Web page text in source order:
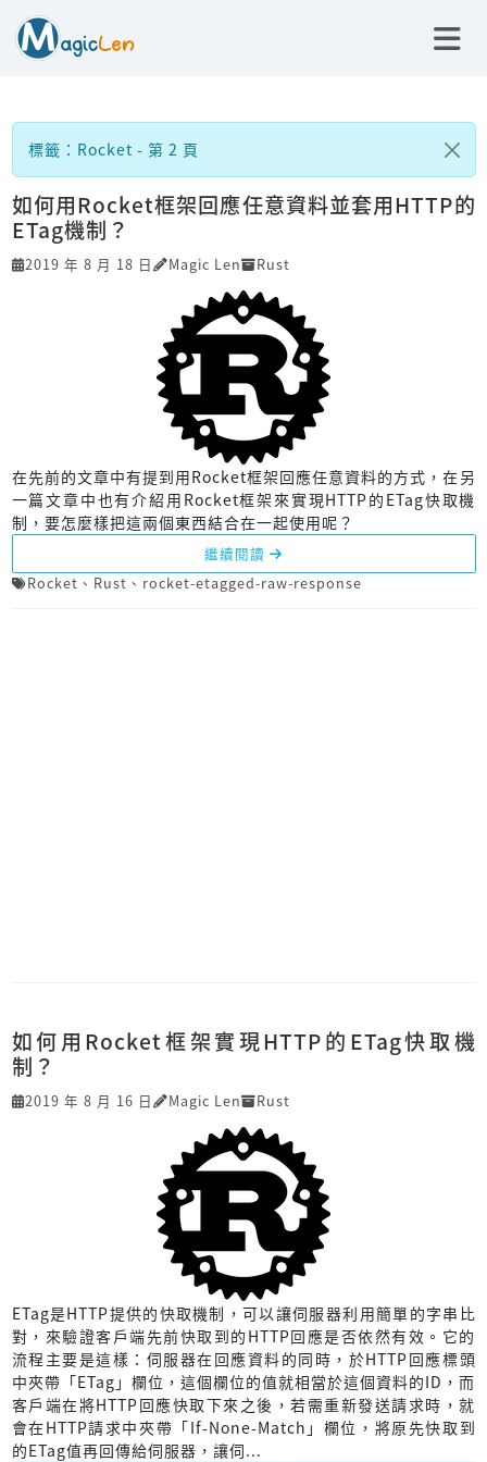
標籤：Rocket - 第 2 頁
如何用Rocket框架回應任意資料並套用HTTP的
ETag機制？
2019 年 8 月 18 日 Magic Len Rust
在先前的文章中有提到用Rocket框架回應任意資料的方式，在另
一篇文章中也有介紹用Rocket框架來實現HTTP的ETag快取機
制，要怎麼樣把這兩個東西結合在一起使用呢？
繼續閱讀
Rocket 、 Rust 、 rocket-etagged-raw-response
如何用Rocket框架實現HTTP的ETag快取機
制？
2019 年 8 月 16 日 Magic Len Rust
ETag是HTTP提供的快取機制，可以讓伺服器利用簡單的字串比
對，來驗證客戶端先前快取到的HTTP回應是否依然有效。它的
流程主要是這樣：伺服器在回應資料的同時，於HTTP回應標頭
中夾帶「ETag」欄位，這個欄位的值就相當於這個資料的ID，而
客戶端在將HTTP回應快取下來之後，若需重新發送請求時，就
會在HTTP請求中夾帶「If-None-Match」欄位，將原先快取到
的ETag值再回傳給伺服器，讓伺...